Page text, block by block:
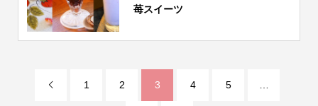
苺スイーツ
 1 2 3 4 5